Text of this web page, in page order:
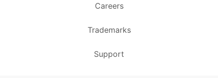
Careers
Trademarks
Support